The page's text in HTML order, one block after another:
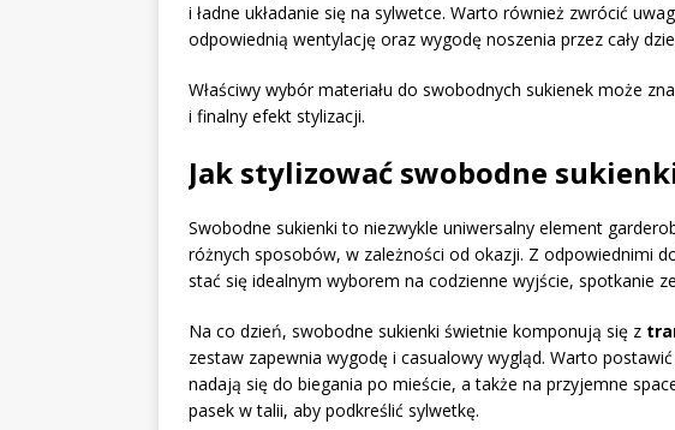
i ładne układanie się na sylwetce. Warto również zwrócić
odpowiednią wentylację oraz wygodę noszenia przez cały
Właściwy wybór materiału do swobodnych sukienek może
i finalny efekt stylizacji.
Jak stylizować swobodne
Swobodne sukienki to niezwykle uniwersalny element
różnych sposobów, w zależności od okazji. Z odpowiednimi
stać się idealnym wyborem na codzienne wyjście, spotkanie
Na co dzień, swobodne sukienki świetnie komponują się z
zestaw zapewnia wygodę i casualowy wygląd. Warto
nadają się do biegania po mieście, a także na przyjemne
pasek w talii, aby podkreślić sylwetkę.